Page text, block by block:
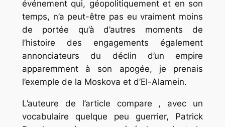
événement qui, géopolitiquement et en son
temps, n’a peut-être pas eu vraiment moins
de portée qu’à d’autres moments de
l’histoire des engagements également
annonciateurs du déclin d’un empire
apparemment à son apogée, je prenais
l’exemple de la Moskova et d’El-Alamein.
L’auteure de l’article compare , avec un
vocabulaire quelque peu guerrier, Patrick